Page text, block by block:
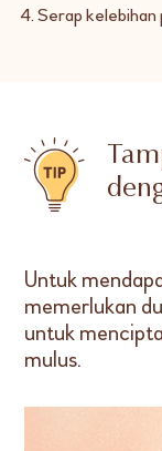
4. Serap kelebihan
Untuk
memerlukan
untuk
mulus.